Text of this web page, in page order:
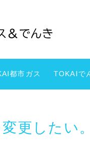
都市ガス TOKAIで
更したい。